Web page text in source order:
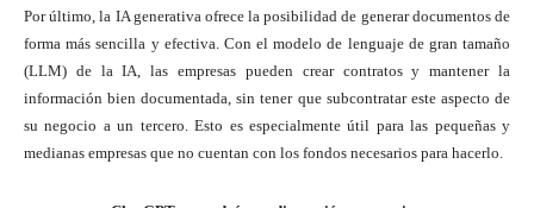
Por último, la IA generativa ofrece la posibilidad de generar documentos de
forma más sencilla y efectiva. Con el modelo de lenguaje de gran tamaño
(LLM) de la IA, las empresas pueden crear contratos y mantener la
información bien documentada, sin tener que subcontratar este aspecto de
su negocio a un tercero. Esto es especialmente útil para las pequeñas y
medianas empresas que no cuentan con los fondos necesarios para hacerlo.